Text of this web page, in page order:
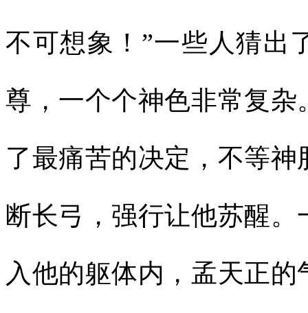
不可想象！”一些人猜出
尊，一个个神色非常复
了最痛苦的决定，不等
断长弓，强行让他苏醒
入他的躯体内，孟天正